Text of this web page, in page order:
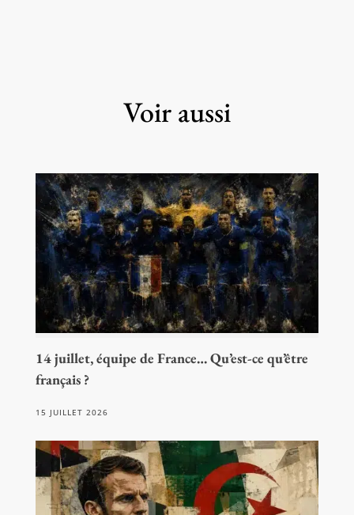
Voir aussi
14 juillet, équipe de France… Qu’est-ce qu’être
français ?
15 JUILLET 2026